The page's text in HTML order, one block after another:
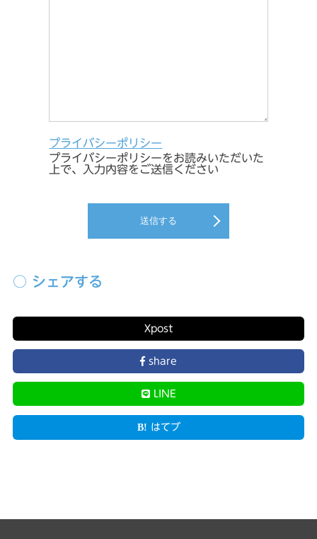
プライバシーポリシー
プライバシーポリシーをお読みいただいた
上で、入力内容をご送信ください
送信する
○ シェアする
Xpost
share
LINE
はてブ